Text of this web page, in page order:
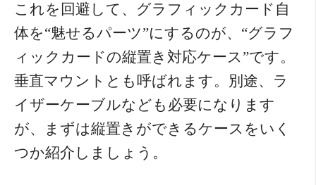
これを回避して、グラフィックカード自
体を“魅せるパーツ”にするのが、“グラフ
ィックカードの縦置き対応ケース”です。
垂直マウントとも呼ばれます。別途、ラ
イザーケーブルなども必要になります
が、まずは縦置きができるケースをいく
つか紹介しましょう。